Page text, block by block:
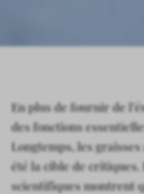
En plus de fournir de
des fonctions
Longtemps, les
été la cible de critiques.
scientifiques montrent